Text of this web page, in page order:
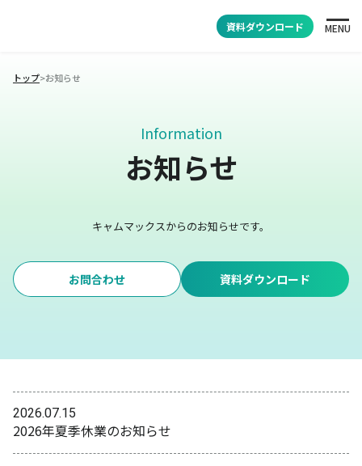
資料ダウンロード MENU
トップ>お知らせ
Information
お知らせ
キャムマックスからのお知らせです。
お問合わせ 資料ダウンロード
2026.07.15
2026年夏季休業のお知らせ